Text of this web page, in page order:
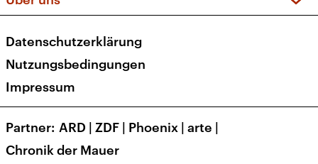
Newsletter
Veranstaltungen
Social Media
Presse
Karriere
Transparenz
Datenschutzerklärung
Nutzungsbedingungen
Impressum
Partner ARD | ZDF | Phoenix | arte |
Chronik der Mauer